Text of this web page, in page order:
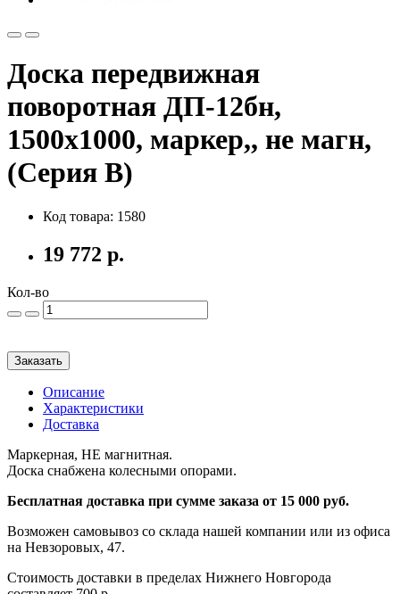
Доска передвижная
поворотная ДП-12бн,
1500х1000, маркер,, не магн,
(Серия В)
Код товара: 1580
19 772 р.
Кол-во
Заказать
Описание
Характеристики
Доставка
Маркерная, НЕ магнитная.
Доска снабжена колесными опорами.
Бесплатная доставка при сумме заказа от 15 000 руб.
Возможен самовывоз со склада нашей компании или из офиса
на Невзоровых, 47.
Стоимость доставки в пределах Нижнего Новгорода